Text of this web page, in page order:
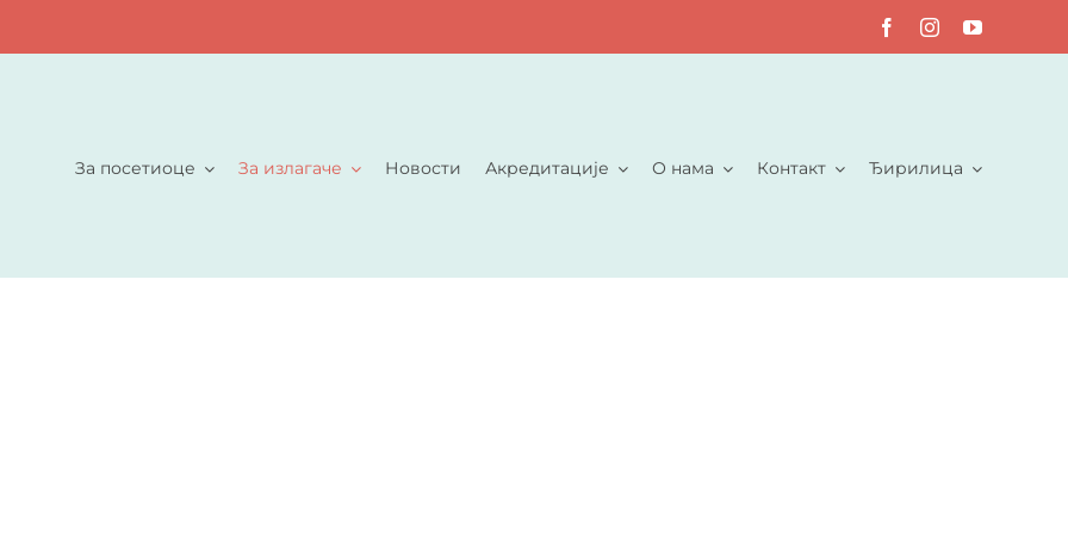
За посетиоце За излагаче Новости Акредитације О нама Контакт Ђирилица